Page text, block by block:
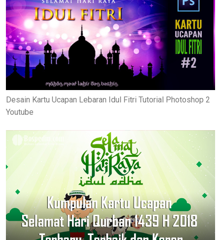
Desain Kartu Ucapan Lebaran Idul Fitri Tutorial Photoshop 2
Youtube